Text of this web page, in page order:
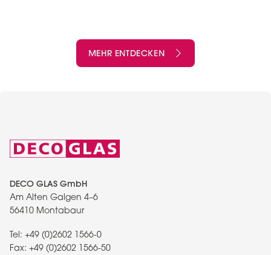
MEHR ENTDECKEN
DECO GLAS GmbH
Am Alten Galgen 4–6
56410 Montabaur
Tel: +49 (0)2602 1566-0
Fax: +49 (0)2602 1566-50